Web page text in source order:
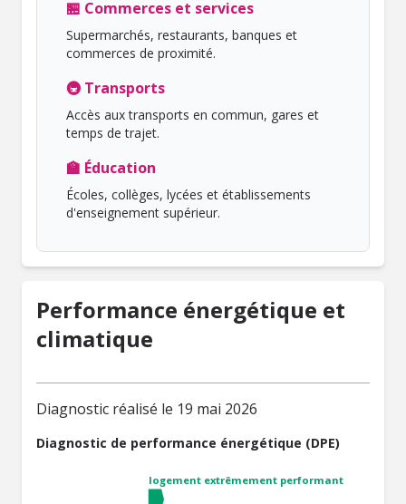
🏪 Commerces et services
Supermarchés, restaurants, banques et
commerces de proximité.
🚇 Transports
Accès aux transports en commun, gares et
temps de trajet.
🏫 Éducation
Écoles, collèges, lycées et établissements
d'enseignement supérieur.
Performance énergétique et
climatique
Diagnostic réalisé le 19 mai 2026
Diagnostic de performance énergétique (DPE)
logement extrêmement performant